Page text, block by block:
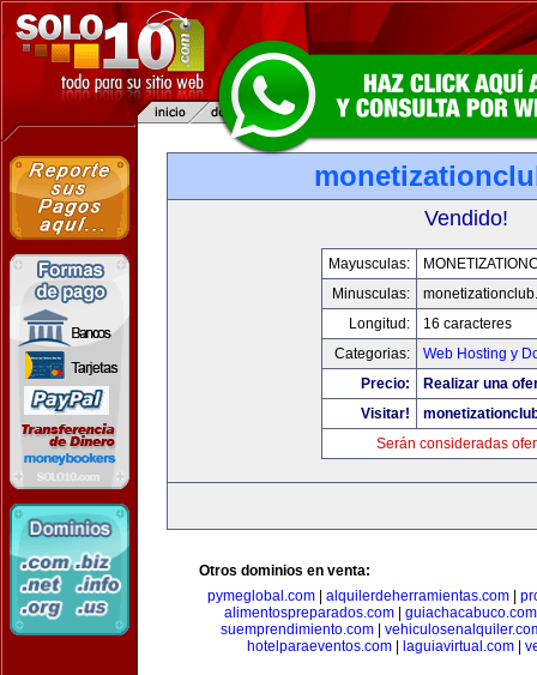
Vendido!
Mayusculas:
Minusculas:
Longitud:
16 caracteres
Categorias:
Web Hosting y
Precio:
Realizar una
Visitar!
Serán consideradas
Otros dominios en venta:
pymeglobal.com| alquilerdeherramientas.com|
alimentospreparados.com| guiachacabuco.com
suemprendimiento.com|
hotelparaeventos.com
laguiavirtual.com